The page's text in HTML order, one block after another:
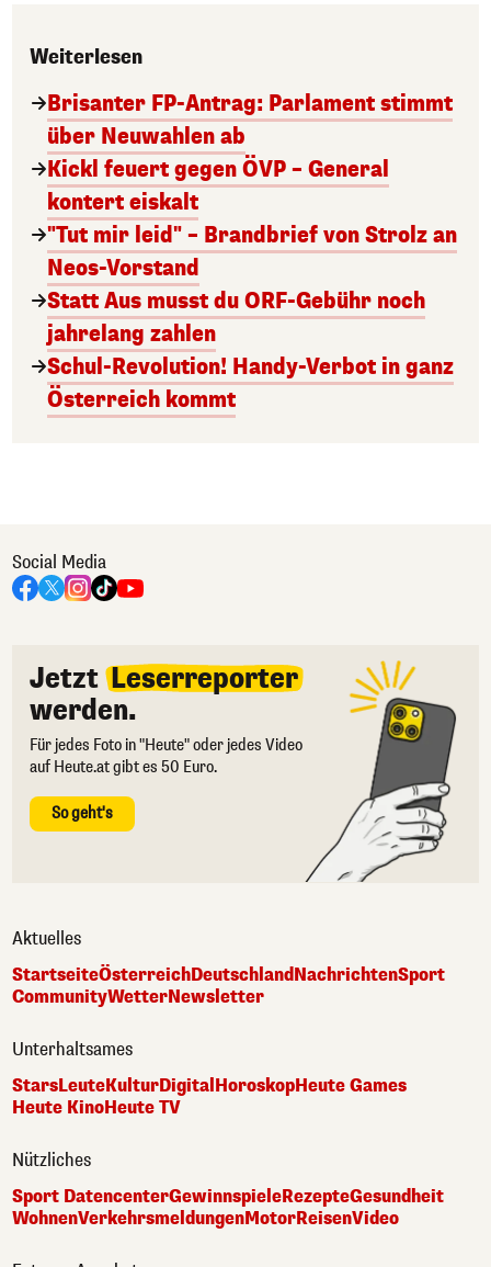
Weiterlesen
Brisanter FP-Antrag: Parlament stimmt
über Neuwahlen ab
Kickl feuert gegen ÖVP – General
kontert eiskalt
"Tut mir leid" – Brandbrief von Strolz an
Neos-Vorstand
Statt Aus musst du ORF-Gebühr noch
jahrelang zahlen
Schul-Revolution! Handy-Verbot in ganz
Österreich kommt
Social Media
Jetzt Leserreporter
werden.
Für jedes Foto in "Heute" oder jedes Video
auf Heute.at gibt es 50 Euro.
So geht's
Aktuelles
StartseiteÖsterreichDeutschlandNachrichtenSport
CommunityWetterNewsletter
Unterhaltsames
StarsLeuteKulturDigital HoroskopHeute Games
Heute KinoHeute TV
Nützliches
Sport DatencenterGewinnspieleRezepteGesundheit
WohnenVerkehrsmeldungenMotorReisenVideo